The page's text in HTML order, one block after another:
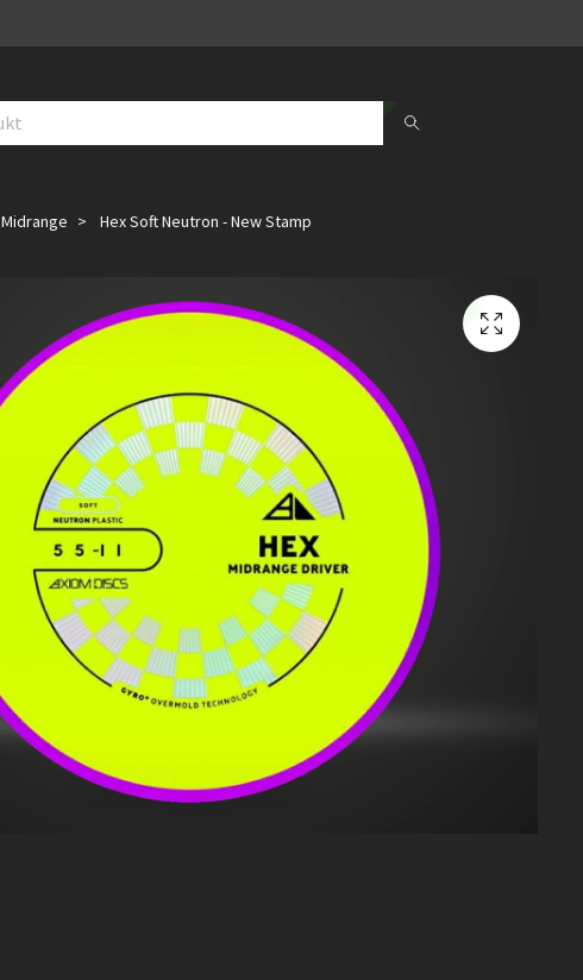
Midrange Hex Soft Neutron - New Stamp